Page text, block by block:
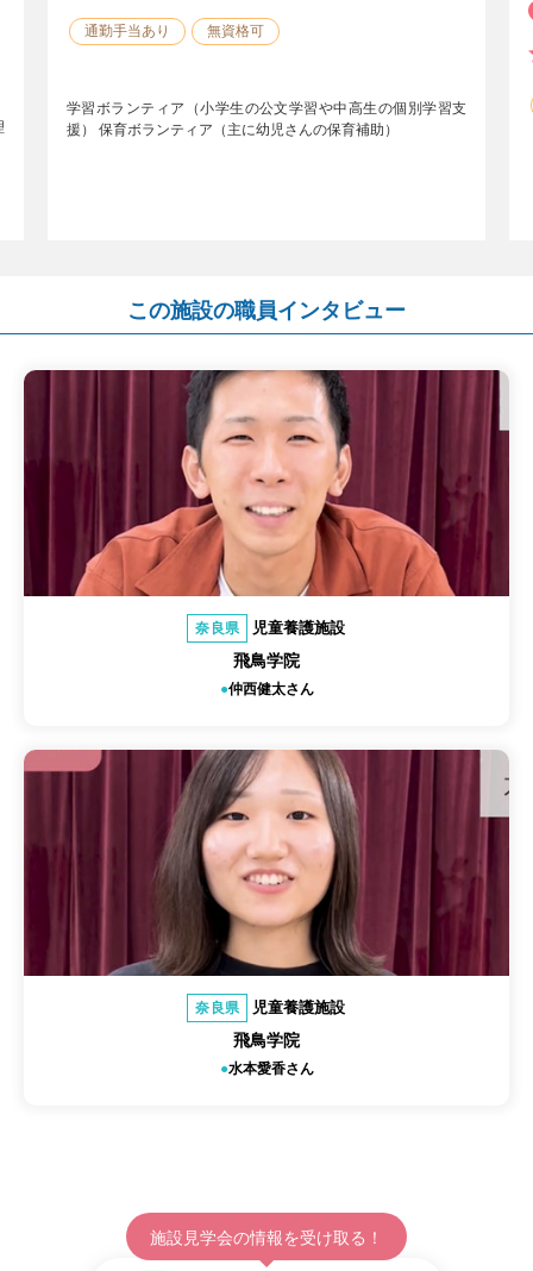
通勤手当あり 無資格可
学習ボランティア（小学生の公文学習や中高生の個別学習支
援） 保育ボランティア（主に幼児さんの保育補助）
この施設の職員インタビュー
奈良県 児童養護施設
飛鳥学院
仲西健太さん
奈良県 児童養護施設
飛鳥学院
水本愛香さん
施設見学会の情報を受け取る！